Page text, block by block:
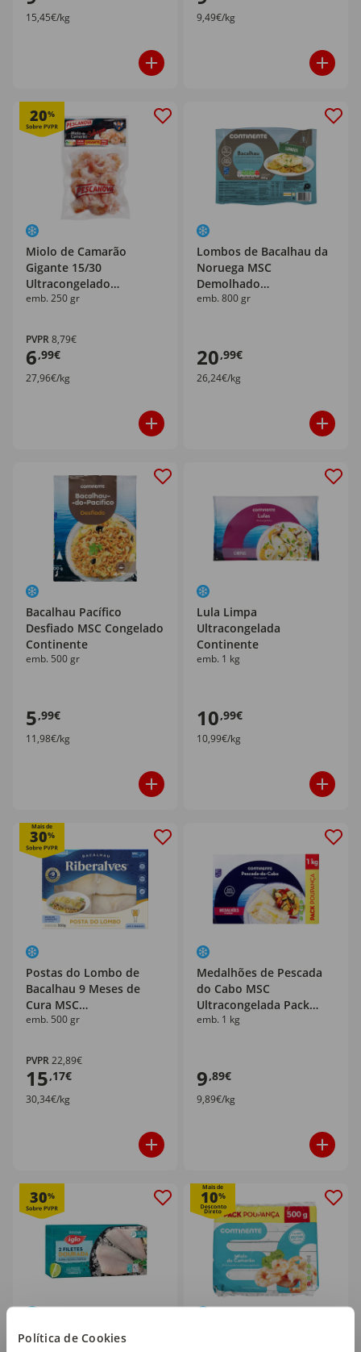
Política de Cookies
15,45€/kg 9,49€/kg
20%
Miolo de Camarão
Gigante 15/30
Ultracongelado
Pescanova
emb. 250 gr
PVPR8,79€
6,99€
27,96€/kg
Lombos de Bacalhau da
Noruega MSC
Demolhado
Ultracongelado
emb. 800 gr
20,99€
26,24€/kg
Bacalhau Pacífico
Desfiado MSC Congelado
Continente
emb. 500 gr
5,99€
11,98€/kg
Lula Limpa
Ultracongelada
Continente
emb. 1 kg
10,99€
10,99€/kg
Mais de
30%
Postas do Lombo de
Bacalhau 9 Meses de
Cura MSC
Ultracongelado
emb. 500 gr
PVPR22,89€
15,17€
30,34€/kg
Medalhões de Pescada
do Cabo MSC
Ultracongelada Pack
Poupança Continente
emb. 1 kg
9,89€
9,89€/kg
30%
Filetes de Dourada ASC
Mais de
10%